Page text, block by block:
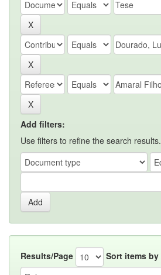
Add filters:
Use filters to refine the search results.
Results/Page Sort items by